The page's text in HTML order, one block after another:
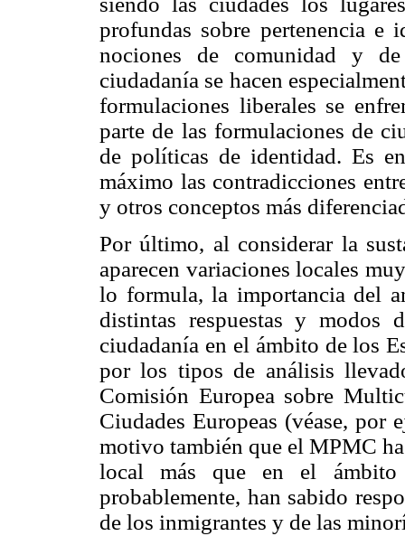
profundas sobre pertenencia e
nociones de comunidad y
ciudadanía se hacen
formulaciones liberales se
parte de las formulaciones de
de políticas de identidad. Es
máximo las contradicciones
y otros conceptos más
Por último, al considerar la
aparecen variaciones locales
lo formula, la importancia del
distintas respuestas y modos
ciudadanía en el ámbito de los
por los tipos de análisis
Comisión Europea sobre
Ciudades Europeas (véase, por
motivo también que el MPMC
local más que en el ámbito
probablemente, han sabido
de los inmigrantes y de las